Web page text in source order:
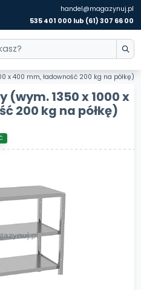
handel@magazynuj.pl
535 401 000 lub (61) 307 66 00
x 400 mm, ładowność 200 kg na półkę)
(wym. 1350 x 1000 x
200 kg na półkę)